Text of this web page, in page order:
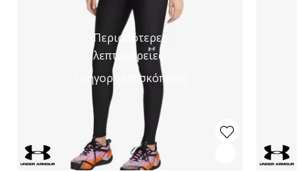
Περισσότερες
λεπτομέρειες
Γρήγορη επισκόπηση